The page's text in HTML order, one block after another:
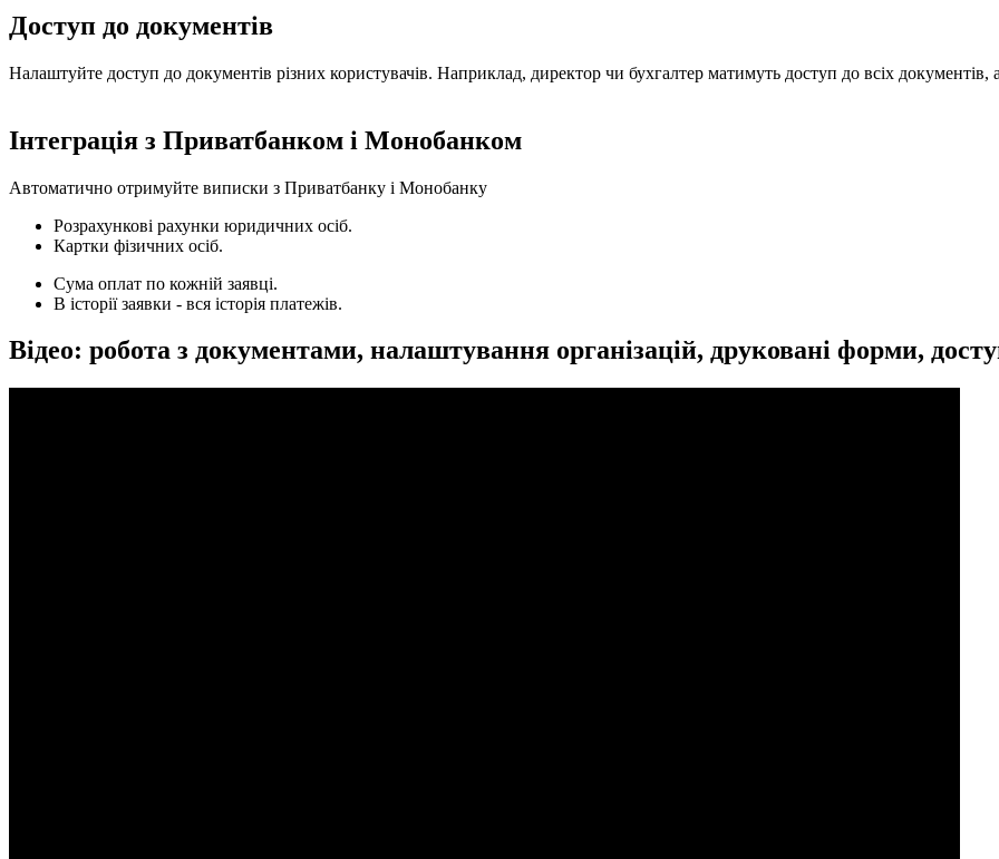
Доступ до документів
Налаштуйте доступ до документів різних користувачів. Наприклад, директор чи бухгалтер матимуть доступ до всіх
Інтеграція з Приватбанком і Монобанком
Автоматично отримуйте виписки з Приватбанку і Монобанку
Розрахункові рахунки юридичних осіб.
Картки фізичних осіб.
Сума оплат по кожній заявці.
В історії заявки - вся історія платежів.
Відео: робота з документами, налаштування організацій, друковані форми,